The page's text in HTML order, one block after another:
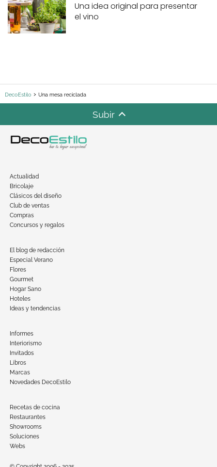
Una idea original para presentar
el vino
DecoEstilo Una mesa reciclada
Subir
Actualidad
Bricolaje
Clásicos del diseño
Club de ventas
Compras
Concursos y regalos
El blog de redacción
Especial Verano
Flores
Gourmet
Hogar Sano
Hoteles
Ideas y tendencias
Informes
Interiorismo
Invitados
Libros
Marcas
Novedades DecoEstilo
Recetas de cocina
Restaurantes
Showrooms
Soluciones
Webs